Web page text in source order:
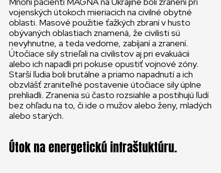
vojenských útokoch mieriacich na civilné obytné
oblasti. Masové použitie ťažkých zbraní v husto
obývaných oblastiach znamená, že civilisti sú
nevyhnutne, a teda vedome, zabíjaní a zranení.
Útočiace sily strieľali na civilistov aj pri evakuácii
alebo ich napadli pri pokuse opustiť vojnové zóny.
Starší ľudia boli brutálne a priamo napadnutí a ich
obzvlášť zraniteľné postavenie útočiace sily úplne
prehliadli. Zranenia sú často rozsiahle a postihujú ľudí
bez ohľadu na to, či ide o mužov alebo ženy, mladých
alebo starých.
Útok na energetickú infraštuktúru.